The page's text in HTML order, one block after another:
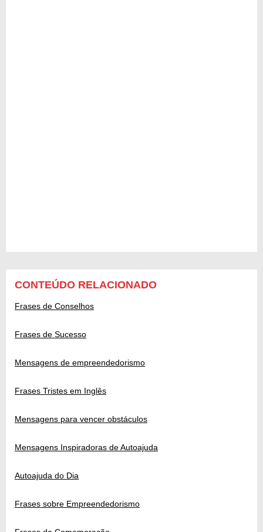
CONTEÚDO RELACIONADO
Frases de Conselhos
Frases de Sucesso
Mensagens de empreendedorismo
Frases Tristes em Inglês
Mensagens para vencer obstáculos
Mensagens Inspiradoras de Autoajuda
Autoajuda do Dia
Frases sobre Empreendedorismo